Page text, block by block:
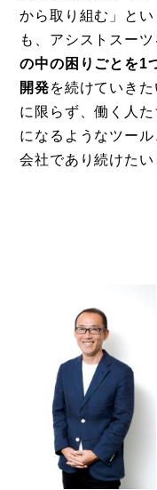
から取り組む」と
も、アシストスー
の中の困りごとを1
開発を続けていき
に限らず、働く人
になるようなツー
会社であり続けたい